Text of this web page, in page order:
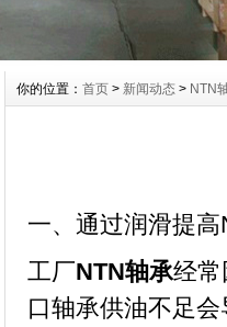
你的位置： 首页 > 新闻动态 > NTN
一、通过润滑提
工厂NTN轴承经
口轴承供油不足